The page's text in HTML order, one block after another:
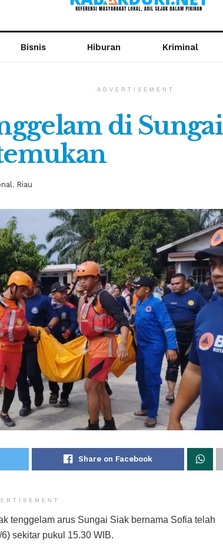
Bisnis Hiburan Kriminal
ADVERTISEMENT
di Sungai
, Riau
Share on Facebook
tenggelam arus Sungai Siak bernama Sofia telah
sekitar pukul 15.30 WIB.